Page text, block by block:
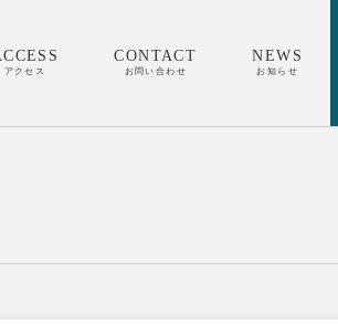
アクセス
CONTACT
お問い合わせ
NEWS
お知らせ